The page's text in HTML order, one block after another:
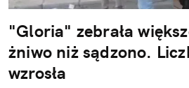
"Gloria" zebrała
żniwo niż sądzono.
wzrosła